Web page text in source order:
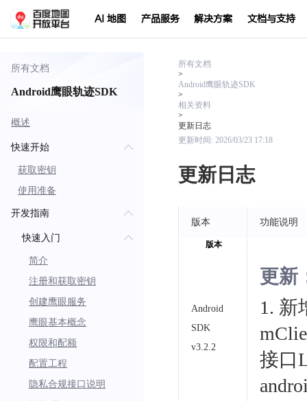
AI 地图 产品服务 解决方案 文档与支持
所有文档
Android鹰眼轨迹SDK
概述
快速开始
获取密钥
使用准备
开发指南
快速入门
简介
注册和获取密钥
创建鹰眼服务
鹰眼基本概念
权限和配额
配置工程
隐私合规接口说明
所有文档
>
Android鹰眼轨迹SDK
>
相关资料
>
更新日志
更新时间: 2026/03/23 17:18
更新日志
版本 功能说明
版本
Android
SDK
v3.2.2
更新
1. 新
接口